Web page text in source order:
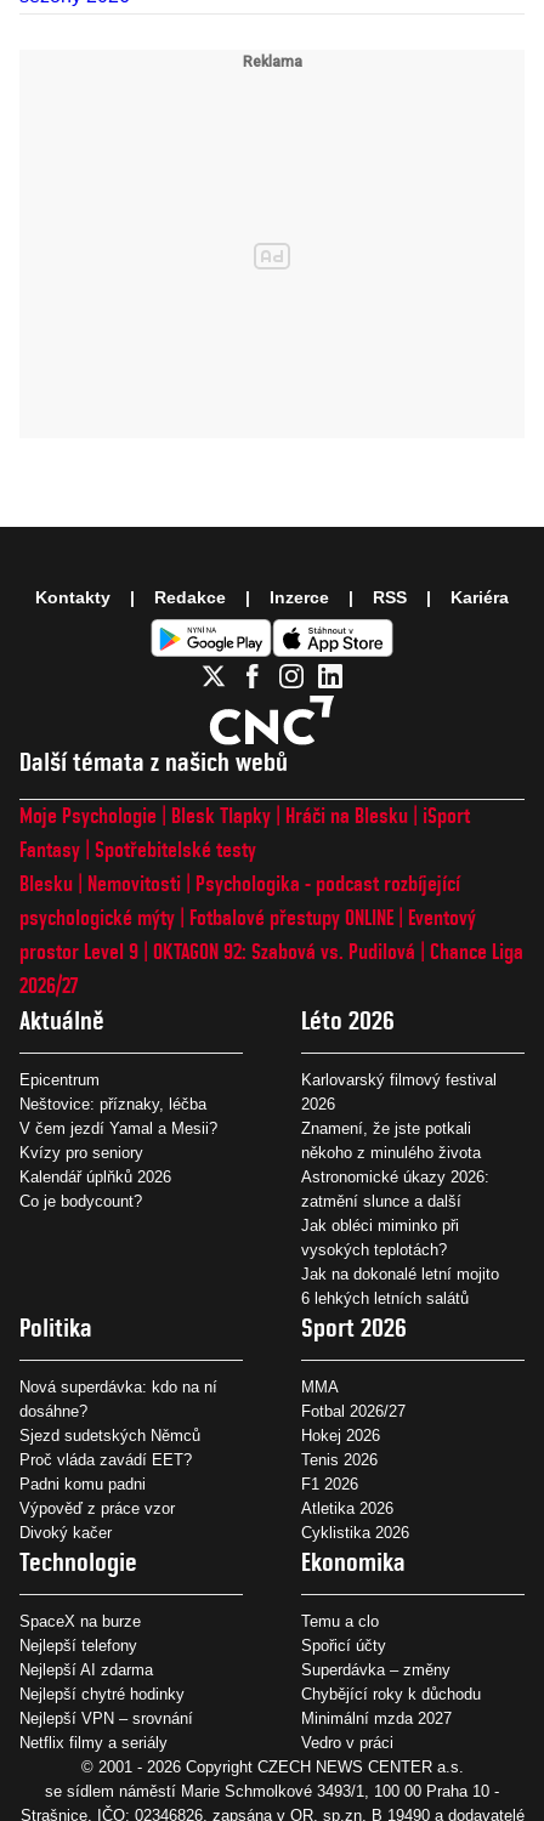
Další témata z našich webů
Moje Psychologie Blesk Tlapky Hráči na Blesku
iSport
Fantasy Spotřebitelské testy
Blesku
Nemovitosti
Psychologika - podcast rozbíjející
psychologické mýty
Fotbalové přestupy ONLINE
Eventový
prostor Level 9 OKTAGON 92: Szabová vs. Pudilová
Chance Liga
2026/27
Aktuálně
Epicentrum
Neštovice: příznaky, léčba
V čem jezdí Yamal a Mesii?
Kvízy pro seniory
Kalendář úplňků 2026
Co je bodycount?
Léto 2026
Karlovarský filmový festival
2026
Znamení, že jste potkali
někoho z minulého života
Astronomické úkazy 2026:
zatmění slunce a další
Jak obléci miminko při
vysokých teplotách?
Jak na dokonalé letní mojito
6 lehkých letních salátů
Politika
Nová superdávka: kdo na ní
dosáhne?
Sjezd sudetských Němců
Proč vláda zavádí EET?
Padni komu padni
Výpověď z práce vzor
Divoký kačer
Sport 2026
MMA
Fotbal 2026/27
Hokej 2026
Tenis 2026
F1 2026
Atletika 2026
Cyklistika 2026
Technologie
SpaceX na burze
Nejlepší telefony
Nejlepší AI zdarma
Nejlepší chytré hodinky
Nejlepší VPN – srovnání
Netflix filmy a seriály
Ekonomika
Temu a clo
Spořicí účty
Superdávka – změny
Chybějící roky k důchodu
Minimální mzda 2027
Vedro v práci
Kontakty Redakce Inzerce RSS Kariéra
© 2001 - 2026 Copyright CZECH NEWS CENTER a.s.
se sídlem náměstí Marie Schmolkové 3493/1, 100 00 Praha 10 -
Strašnice, IČO: 02346826, zapsána v OR, sp.zn. B 19490 a dodavatelé